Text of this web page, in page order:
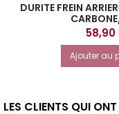
DURITE FREIN
Prix
58,90
Ajouter au
LES CLIENTS QUI